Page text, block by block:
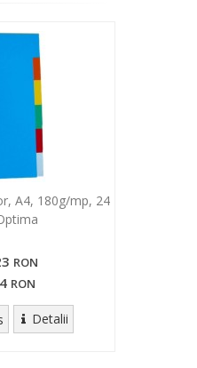
A4, 180g/mp, 24
RON
RON
Detalii